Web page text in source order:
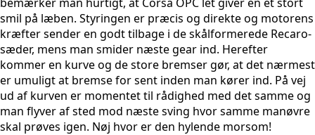
smil på læben. Styringen er præcis og direkte og motorens
kræfter sender en godt tilbage i de skålformerede Recaro-
sæder, mens man smider næste gear ind. Herefter
kommer en kurve og de store bremser gør, at det nærmest
er umuligt at bremse for sent inden man kører ind. På vej
ud af kurven er momentet til rådighed med det samme og
man flyver af sted mod næste sving hvor samme manøvre
skal prøves igen. Nøj hvor er den hylende morsom!